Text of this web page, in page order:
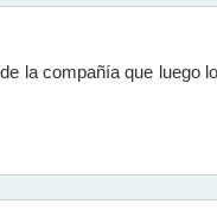
la compañía que luego